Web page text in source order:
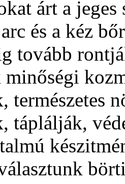
árt a
és a kéz
tovább
minőségi
természetes
táplálják,